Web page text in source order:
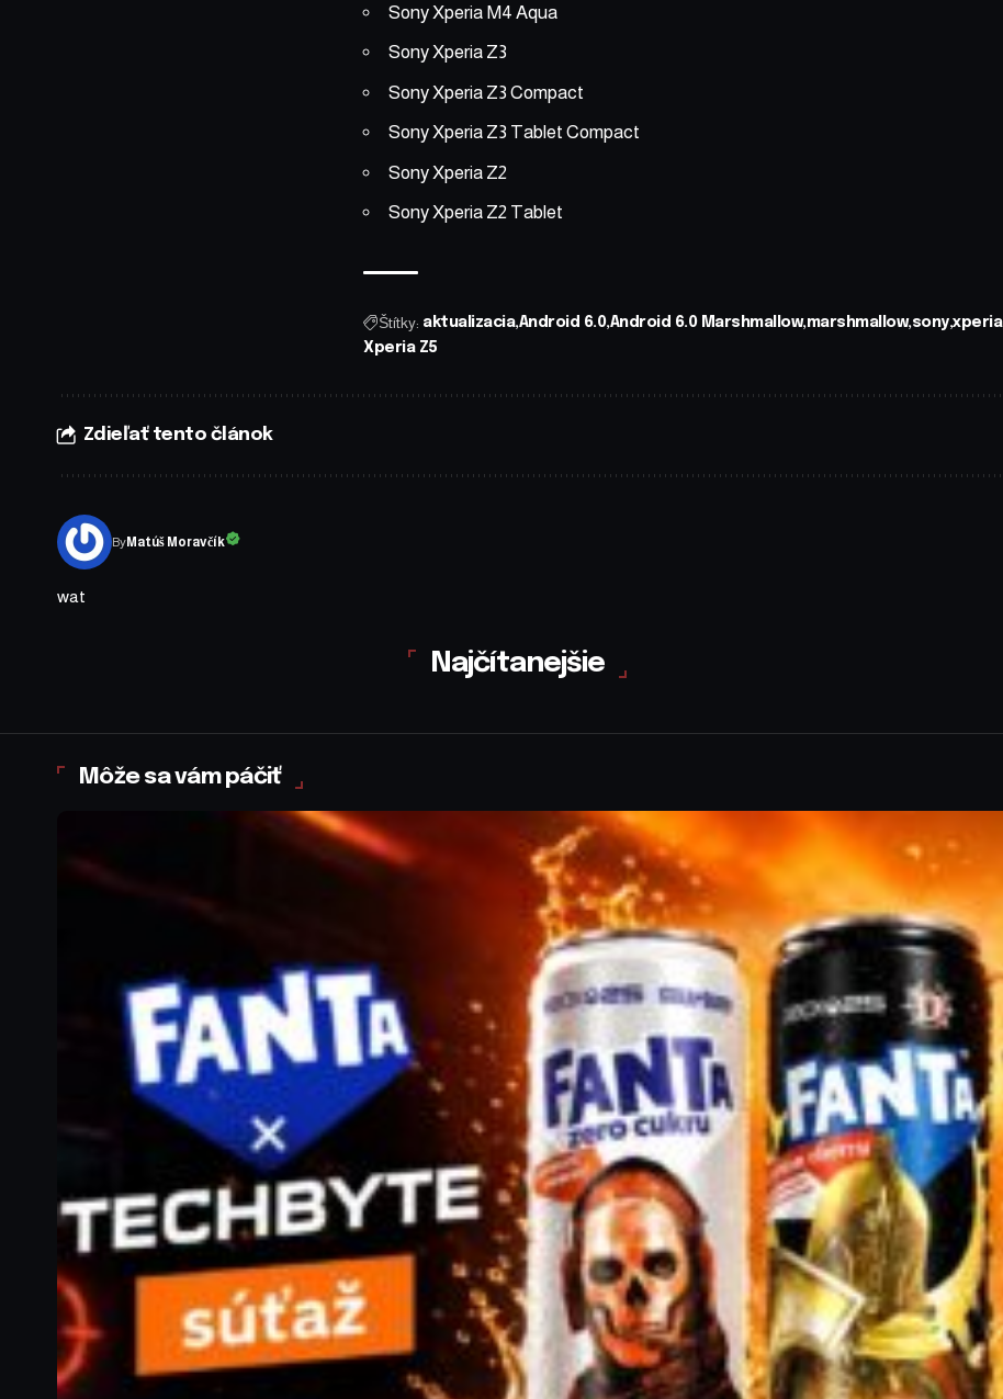
Sony Xperia M4 Aqua
Sony Xperia Z3
Sony Xperia Z3 Compact
Sony Xperia Z3 Tablet Compact
Sony Xperia Z2
Sony Xperia Z2 Tablet
Štítky: aktualizacia Android 6.0 Android 6.0 Marshmallow marshmallow sony xperia
Xperia Z5
Zdieľať tento článok
ByMatúš Moravčík
wat
Najčítanejšie
Môže sa vám páčiť